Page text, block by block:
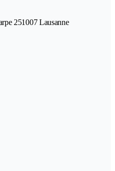
251007 Lausanne